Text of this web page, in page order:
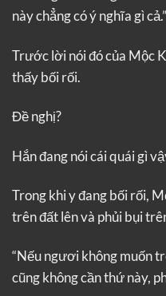
này chẳng có ý nghĩa gì cả.”
Trước lời nói đó của Mộc
thấy bối rối.
Đề nghị?
Hắn đang nói cái quái gì
Trong khi y đang bối rối,
trên đất lên và phủi bụi
“Nếu ngươi không muốn
cũng không cần thứ này,